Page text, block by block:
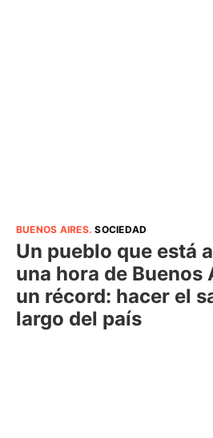
BUENOS AIRES.SOCIEDAD
Un pueblo que está
una hora de Buenos
un récord: hacer el
largo del país